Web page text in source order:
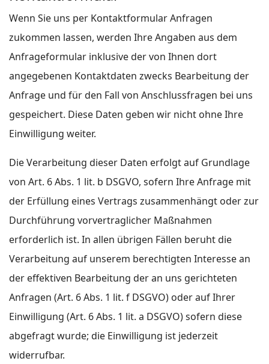
Wenn Sie uns per Kontaktformular Anfragen
zukommen lassen, werden Ihre Angaben aus dem
Anfrageformular inklusive der von Ihnen dort
angegebenen Kontaktdaten zwecks Bearbeitung der
Anfrage und für den Fall von Anschlussfragen bei uns
gespeichert. Diese Daten geben wir nicht ohne Ihre
Einwilligung weiter.
Die Verarbeitung dieser Daten erfolgt auf Grundlage
von Art. 6 Abs. 1 lit. b DSGVO, sofern Ihre Anfrage mit
der Erfüllung eines Vertrags zusammenhängt oder zur
Durchführung vorvertraglicher Maßnahmen
erforderlich ist. In allen übrigen Fällen beruht die
Verarbeitung auf unserem berechtigten Interesse an
der effektiven Bearbeitung der an uns gerichteten
Anfragen (Art. 6 Abs. 1 lit. f DSGVO) oder auf Ihrer
Einwilligung (Art. 6 Abs. 1 lit. a DSGVO) sofern diese
abgefragt wurde; die Einwilligung ist jederzeit
widerrufbar.